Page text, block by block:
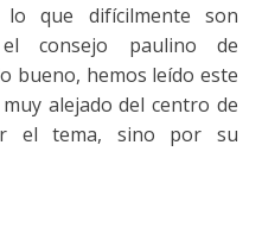
que difícilmente son
el consejo paulino de
bueno, hemos leído este
alejado del centro de
el tema, sino por su